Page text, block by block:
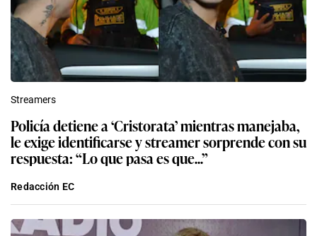
Streamers
Policía detiene a ‘Cristorata’ mientras manejaba,
le exige identificarse y streamer sorprende con su
respuesta: “Lo que pasa es que...”
Redacción EC